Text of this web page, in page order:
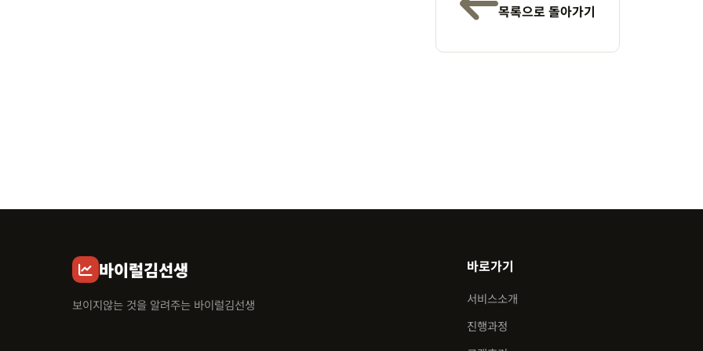
목록으로 돌아가기
바이럴김선생
보이지않는 것을 알려주는 바이럴김선생
바로가기
서비스소개
진행과정